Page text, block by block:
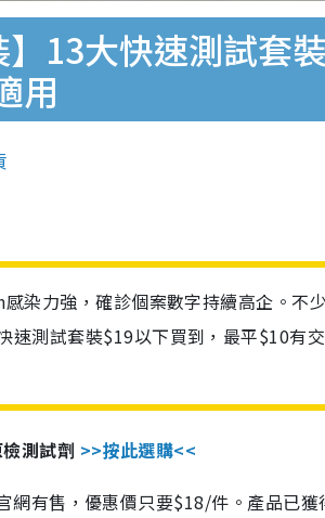
】13大快速測試
用
染力強，確診個案數字持續高企。不
速測試套裝$19以下買到，最平$10有
測試劑 >>按此選購<<
網有售，優惠價只要$18/件。產品已